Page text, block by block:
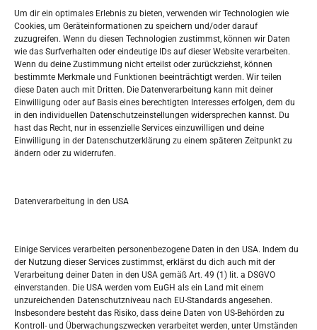
Um dir ein optimales Erlebnis zu bieten, verwenden wir Technologien wie
Cookies, um Geräteinformationen zu speichern und/oder darauf
zuzugreifen. Wenn du diesen Technologien zustimmst, können wir Daten
wie das Surfverhalten oder eindeutige IDs auf dieser Website verarbeiten.
Wenn du deine Zustimmung nicht erteilst oder zurückziehst, können
bestimmte Merkmale und Funktionen beeinträchtigt werden. Wir teilen
diese Daten auch mit Dritten. Die Datenverarbeitung kann mit deiner
Einwilligung oder auf Basis eines berechtigten Interesses erfolgen, dem du
in den individuellen Datenschutzeinstellungen widersprechen kannst. Du
hast das Recht, nur in essenzielle Services einzuwilligen und deine
Einwilligung in der Datenschutzerklärung zu einem späteren Zeitpunkt zu
ändern oder zu widerrufen.
Datenverarbeitung in den USA
Einige Services verarbeiten personenbezogene Daten in den USA. Indem du
der Nutzung dieser Services zustimmst, erklärst du dich auch mit der
Verarbeitung deiner Daten in den USA gemäß Art. 49 (1) lit. a DSGVO
einverstanden. Die USA werden vom EuGH als ein Land mit einem
unzureichenden Datenschutzniveau nach EU-Standards angesehen.
Insbesondere besteht das Risiko, dass deine Daten von US-Behörden zu
Kontroll- und Überwachungszwecken verarbeitet werden, unter Umständen
Widerufsbelehrung
Oglašavanje / Postavite svoj oglas
Tko je “Idemo u Svijet – Njemačka?
Pretražite stranicu:
S
e
a
h
M D M D F S S
1
3 4 5 6 7 8
10 11 12 13 14 15 16